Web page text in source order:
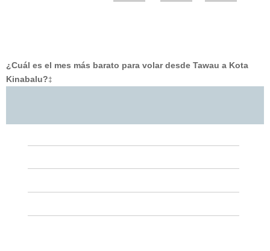
¿Cuál es el mes más barato para volar desde Tawau a Kota
Kinabalu?‡